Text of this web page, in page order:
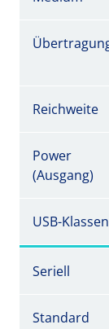
Reichweite
Power
(Ausgang)
USB-Klassen
Seriell
Standard